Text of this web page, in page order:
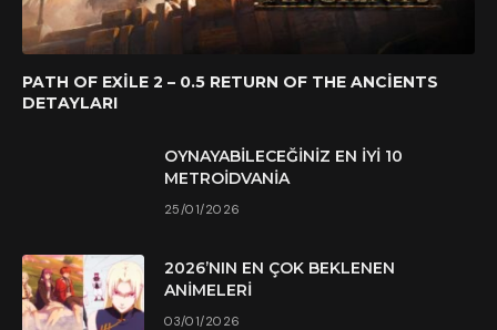
PATH OF EXILE 2 – 0.5 RETURN OF THE ANCIENTS
DETAYLARI
OYNAYABILECEĞINIZ EN İYI 10
METROIDVANIA
25/01/2026
2026’NIN EN ÇOK BEKLENEN
ANIMELERI
03/01/2026